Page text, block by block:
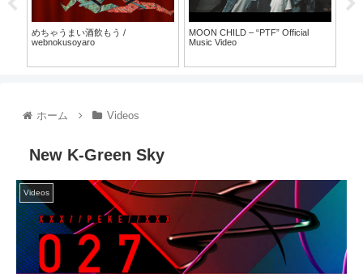
めちゃうまい酒飲もう /
webnokusoyaro
MOON CHILD – “PTF” Official
Music Video
ホーム Videos
New K-Green Sky
Videos